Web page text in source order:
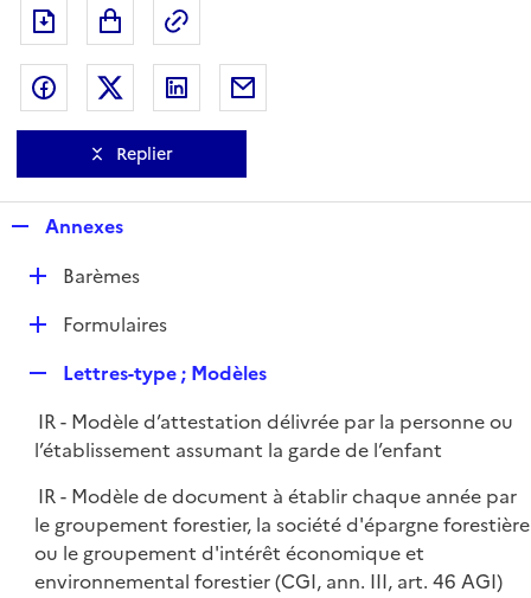
Exporter le document au format pdf
Partager sur Facebook
Partager sur Twitter
Partager sur LinkedIn
Replier
p
l
i
e
Annexes
D
e
r
Barèmes
D
l
i
e
r
Formulaires
p
l
i
r
Lettres-type ; Modèles
IR - Modèle d’attestation délivrée par la personne ou
l’établissement assumant la garde de l’enfant
IR - Modèle de document à établir chaque année par
le groupement forestier, la société d'épargne forestière
ou le groupement d'intérêt économique et
environnemental forestier (CGI, ann. III, art. 46 AGI)